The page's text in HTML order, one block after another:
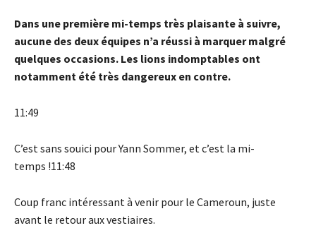
Dans une première mi-temps très plaisante à suivre,
aucune des deux équipes n’a réussi à marquer malgré
quelques occasions. Les lions indomptables ont
notamment été très dangereux en contre.
11:49
C’est sans souici pour Yann Sommer, et c’est la mi-
temps !11:48
Coup franc intéressant à venir pour le Cameroun, juste
avant le retour aux vestiaires.